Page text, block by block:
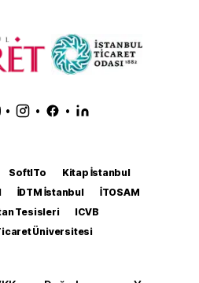
• • •
SoftITo
Kitap İstanbul
İDTM İstanbul
İTOSAM
Tesisleri
ICVB
Üniversitesi